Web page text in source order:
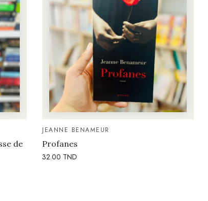
de
JEANNE BENAMEUR
Profanes
32.00 TND